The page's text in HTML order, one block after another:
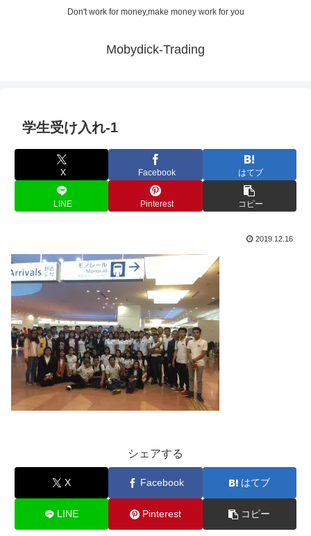
Don't work for money,make money work for you
Mobydick-Trading
学生受け入れ-1
X Facebook はてブ
LINE Pinterest コピー
2019.12.16
シェアする
X Facebook はてブ
LINE Pinterest コピー